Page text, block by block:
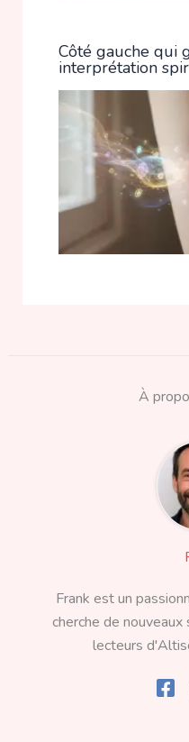
Côté gauche qui
interprétation
À
Frank est un
cherche de
lecteurs